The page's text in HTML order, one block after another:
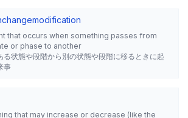
changemodification
that occurs when something passes from
or phase to another
る状態や段階から別の状態や段階に移るときに起
事
that may increase or decrease (like the